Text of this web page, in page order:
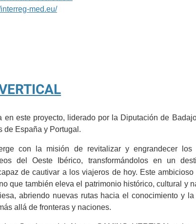
med.eu/
en este proyecto, liderado por la Diputación de
de España y Portugal.
con la misión de revitalizar y engrandecer los
del Oeste Ibérico, transformándolos en un
de cautivar a los viajeros de hoy. Este ambicioso
que también eleva el patrimonio histórico, cultural y
abriendo nuevas rutas hacia el conocimiento y la
allá de fronteras y naciones.